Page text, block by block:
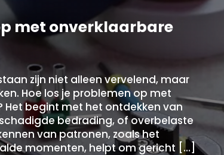
met onverklaarbare
zijn niet alleen vervelend, maar
Hoe los je problemen op met
begint met het ontdekken van
bedrading, of overbelaste
van patronen, zoals het
momenten, helpt om gericht […]